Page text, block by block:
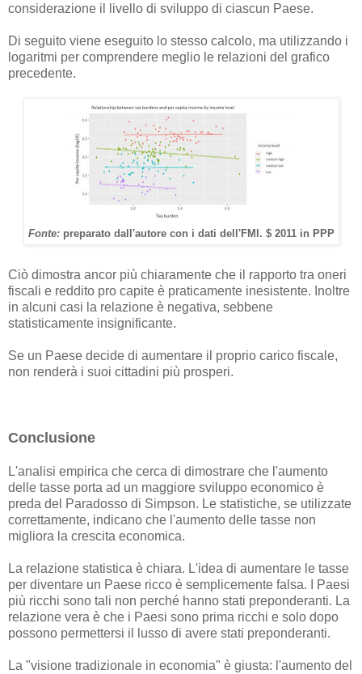
considerazione il livello di sviluppo di ciascun Paese.
Di seguito viene eseguito lo stesso calcolo, ma utilizzando i
logaritmi per comprendere meglio le relazioni del grafico
precedente.
Fonte:preparato dall'autore con i dati dell'FMI. $ 2011 in PPP
Ciò dimostra ancor più chiaramente che il rapporto tra oneri
fiscali e reddito pro capite è praticamente inesistente. Inoltre
in alcuni casi la relazione è negativa, sebbene
statisticamente insignificante.
Se un Paese decide di aumentare il proprio carico fiscale,
non renderà i suoi cittadini più prosperi.
Conclusione
L'analisi empirica che cerca di dimostrare che l'aumento
delle tasse porta ad un maggiore sviluppo economico è
preda del Paradosso di Simpson. Le statistiche, se utilizzate
correttamente, indicano che l'aumento delle tasse non
migliora la crescita economica.
La relazione statistica è chiara. L'idea di aumentare le tasse
per diventare un Paese ricco è semplicemente falsa. I Paesi
più ricchi sono tali non perché hanno stati preponderanti. La
relazione vera è che i Paesi sono prima ricchi e solo dopo
possono permettersi il lusso di avere stati preponderanti.
La "visione tradizionale in economia" è giusta: l'aumento del